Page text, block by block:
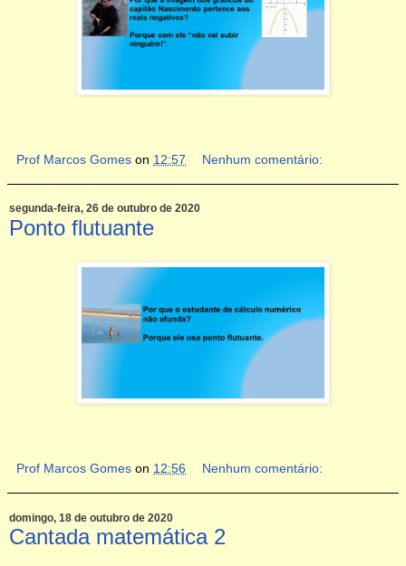
Prof Marcos Gomes on 12:57 Nenhum comentário:
segunda-feira, 26 de outubro de 2020
Ponto flutuante
Prof Marcos Gomes on 12:56 Nenhum comentário:
domingo, 18 de outubro de 2020
Cantada matemática 2